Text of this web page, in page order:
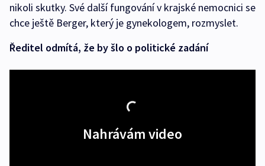
nikoli skutky. Své další fungování v krajské nemocnici se
chce ještě Berger, který je gynekologem, rozmyslet.
Ředitel odmítá, že by šlo o politické zadání
Nahrávám video